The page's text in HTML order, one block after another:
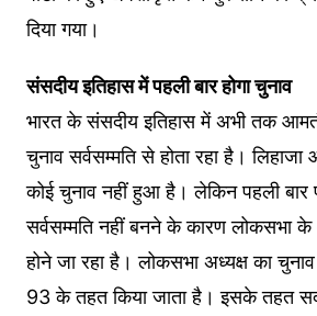
दिया गया।
संसदीय इतिहास में पहली बार होगा चुनाव
भारत के संसदीय इतिहास में अभी तक
चुनाव सर्वसम्‍मति से होता रहा है।
कोई चुनाव नहीं हुआ है। लेकिन पहली बार
सर्वसम्‍मति नहीं बनने के कारण लोकसभा के
होने जा रहा है। लोकसभा अध्‍यक्ष का
93 के तहत किया जाता है। इसके तहत